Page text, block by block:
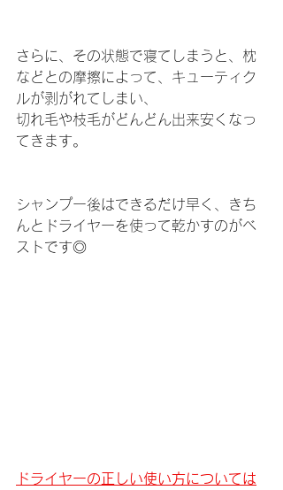
さらに、その状態で寝てしまうと、枕
などとの摩擦によって、キューティク
ルが剥がれてしまい、
切れ毛や枝毛がどんどん出来安くなっ
てきます。
シャンプー後はできるだけ早く、きち
んとドライヤーを使って乾かすのがベ
ストです◎
ドライヤーの正しい使い方については